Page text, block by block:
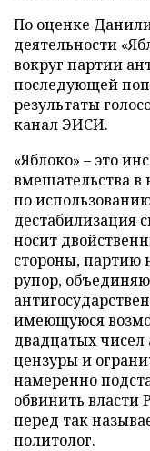
По оценке
деятельности
вокруг партии
последующей
результаты
канал ЭИСИ.
«Яблоко» – это
вмешательства
по
дестабилизация
носит
стороны, партию
рупор,
имеющуюся
двадцатых чисел
цензуры и
намеренно
обвинить власти
перед так
политолог.